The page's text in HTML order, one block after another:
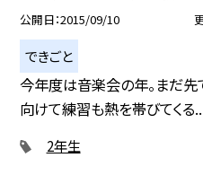
公開日 2015/09/10
できごと
今年度は音楽会の年。まだ先
向けて練習も熱を帯びてくる
2年生